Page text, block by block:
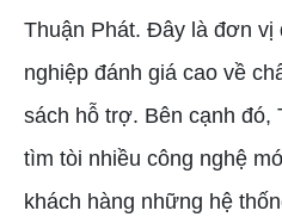
Thuận Phát. Đây là đơn vị
nghiệp đánh giá cao về
sách hỗ trợ. Bên cạnh đó,
tìm tòi nhiều công nghệ
khách hàng những hệ